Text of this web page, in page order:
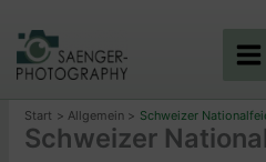
Inhalt
springen
Start Allgemein Schweizer
Schweizer